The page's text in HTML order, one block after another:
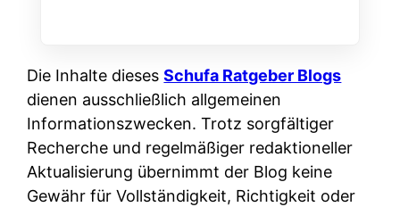
Die Inhalte diesesSchufa Ratgeber Blogs
dienen ausschließlich allgemeinen
Informationszwecken. Trotz sorgfältiger
Recherche und regelmäßiger redaktioneller
Aktualisierung übernimmt der Blog keine
Gewähr für Vollständigkeit, Richtigkeit oder